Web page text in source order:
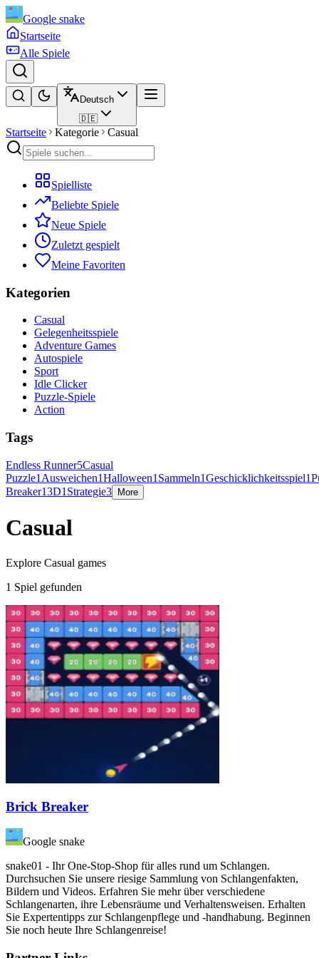
Google snake
Startseite
Alle Spiele
Deutsch
🇩🇪
Startseite Kategorie Casual
Spielliste
Beliebte Spiele
Neue Spiele
Zuletzt gespielt
Meine Favoriten
Kategorien
Casual
Gelegenheitsspiele
Adventure Games
Autospiele
Sport
Idle Clicker
Puzzle-Spiele
Action
Tags
Endless Runner5Casual
Puzzle1 Ausweichen1Halloween1 Sammeln1Geschicklichkeitsspiel1
Breaker13D1 Strategie3 More
Casual
Explore Casual games
1 Spiel gefunden
Brick Breaker
Google snake
snake01 - Ihr One-Stop-Shop für alles rund um Schlangen.
Durchsuchen Sie unsere riesige Sammlung von Schlangenfakten,
Bildern und Videos. Erfahren Sie mehr über verschiedene
Schlangenarten, ihre Lebensräume und Verhaltensweisen. Erhalten
Sie Expertentipps zur Schlangenpflege und -handhabung. Beginnen
Sie noch heute Ihre Schlangenreise!